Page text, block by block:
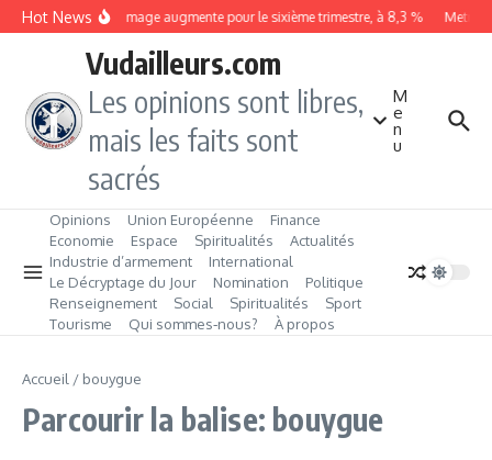
Aller au contenu
Hot NewsLe chômage augmente pour le sixième trimestre, à 8,3 %
Vudailleurs.com
Les opinions sont libres,
mais les faits sont
sacrés
M
e
n
u
Opinions Union Européenne
Finance
Economie
Espace Spiritualités
Actualités
Industrie d’armement
International
Le Décryptage du Jour
Nomination
Politique
Renseignement
Social Spiritualités
Sport
Tourisme
Qui sommes‑nous? À propos
Accueil / bouygue
Parcourir la balise: bouygue